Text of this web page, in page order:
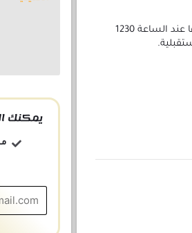
يتابع المستثمرون بيانات طلبات إعانة البطالة الجديدة، المقرر نشرها عند الساعة 1230
يمكنك